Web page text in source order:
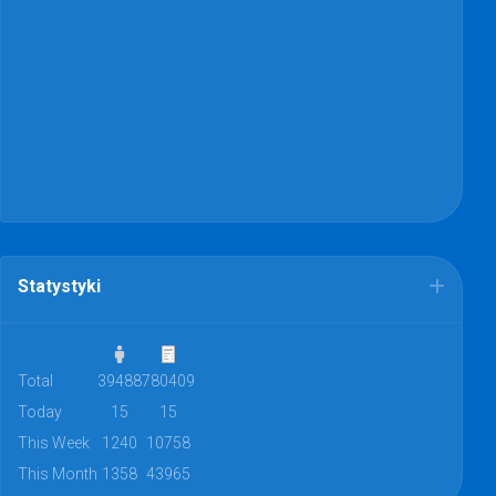
Statystyki
Total 39488780409
Today
15
15
This Week
1240
10758
This Month 1358 43965